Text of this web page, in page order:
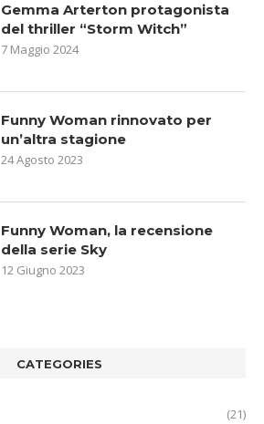
Gemma Arterton protagonista
del thriller “Storm Witch”
7 Maggio 2024
Funny Woman rinnovato per
un’altra stagione
24 Agosto 2023
Funny Woman, la recensione
della serie Sky
12 Giugno 2023
CATEGORIES
(21)